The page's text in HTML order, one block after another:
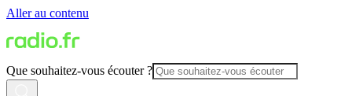
Aller au contenu
Que souhaitez-vous écouter ?